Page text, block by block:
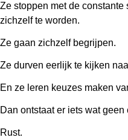
Ze stoppen met de
zichzelf te worden.
Ze gaan zichzelf begrijpen.
Ze durven eerlijk te kijken
En ze leren keuzes maken
Dan ontstaat er iets wat
Rust.